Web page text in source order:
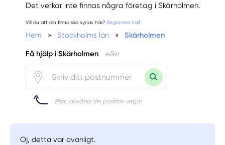
Det verkar inte finnas några företag i Skärholmen.
Vill du att din firma ska synas här? Registrera här!
Hem » Stockholms län » Skärholmen
Få hjälp i Skärholmen eller
Psst, använd din position vetja!
Oj, detta var ovanligt.